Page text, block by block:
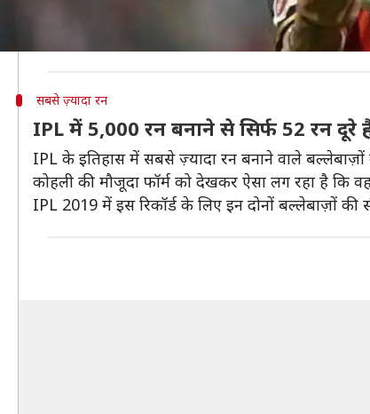
IPL के इतिहास में सबसे ज़्यादा रन बनाने के मामले में
सबसे ज़्यादा रन
IPL में 5,000 रन बनाने से सिर्फ 52 रन दूरे
IPL के इतिहास में सबसे ज़्यादा रन बनाने वाले
कोहली की मौजूदा फॉर्म को देखकर ऐसा लग रहा है कि
IPL 2019 में इस रिकॉर्ड के लिए इन दोनों बल्लेबाज़ों की